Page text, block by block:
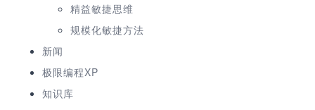
精益敏捷思维
规模化敏捷方法
新闻
极限编程XP
知识库